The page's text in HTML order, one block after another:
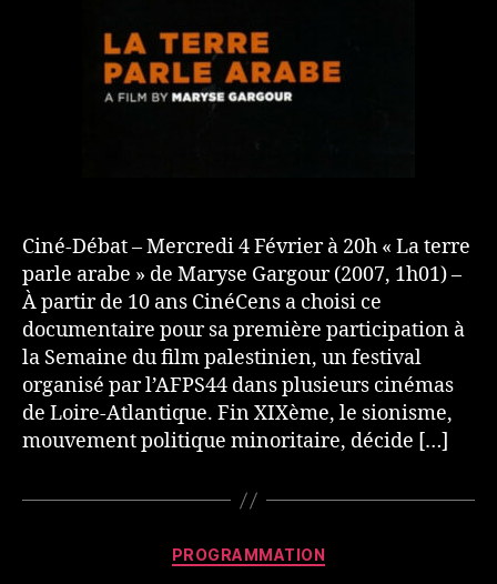
Ciné-Débat – Mercredi 4 Février à 20h « La terre
parle arabe » de Maryse Gargour (2007, 1h01) –
À partir de 10 ans CinéCens a choisi ce
documentaire pour sa première participation à
la Semaine du film palestinien, un festival
organisé par l’AFPS44 dans plusieurs cinémas
de Loire-Atlantique. Fin XIXème, le sionisme,
mouvement politique minoritaire, décide […]
Catégories
PROGRAMMATION